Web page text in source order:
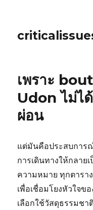
เพราะ
Udon ไม่ไ
ผ่อน
แต่มันคือประสบการ
การเดินทางให้กลาย
ความหมาย ทุกตารา
เพื่อเชื่อมโยงหัวใจข
เลือกใช้วัสดุธรรมช